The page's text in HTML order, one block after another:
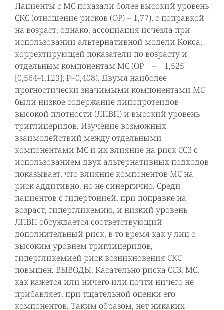
Пациенты с МС показали более высокий уровень
СКС (отношение рисков (ОР) = 1,77), с поправкой
на возраст, однако, ассоциация исчезла при
использовании альтернативной модели Кокса,
корректирующей показатели по возрасту и
отдельным компонентам МС (ОР = 1,525
[0,564-4,123]; P=0,408). Двумя наиболее
прогностически значимыми компонентами МС
были низкое содержание липопротеидов
высокой плотности (ЛПВП) и высокий уровень
триглицеридов. Изучение возможных
взаимодействий между отдельными
компонентами МС и их влияние на риск ССЗ с
использованием двух альтернативных подходов
показывает, что влияние компонентов МС на
риск аддитивно, но не синергично. Среди
пациентов с гипертонией, при поправке на
возраст, гипергликемию, и низкий уровень
ЛПВП обсуждается соответствующий
дополнительный риск, в то время как у лиц с
высоким уровнем триглицеридов,
гипергликемией риск возникновения СКС
повышен. ВЫВОДЫ: Касательно риска ССЗ, МС,
как кажется или ничего или почти ничего не
прибавляет, при тщательной оценки его
компонентов. Таким образом, нет никаких